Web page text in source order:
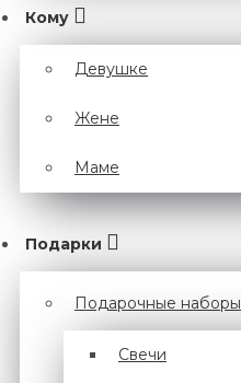
Кому
Девушке
Жене
Маме
Подарки
Подарочные наборы
Cвечи